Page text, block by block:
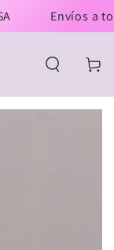
Envíos a
Carrito